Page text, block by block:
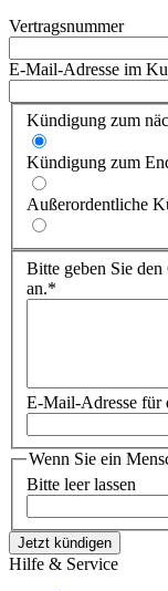
Vertragsnummer
E-Mail-Adresse im
Kündigung zum
Kündigung zum
Außerordentliche
Bitte geben Sie
an.*
E-Mail-Adresse für
Wenn Sie ein
Bitte leer lassen
Jetzt kündigen
Hilfe & Service